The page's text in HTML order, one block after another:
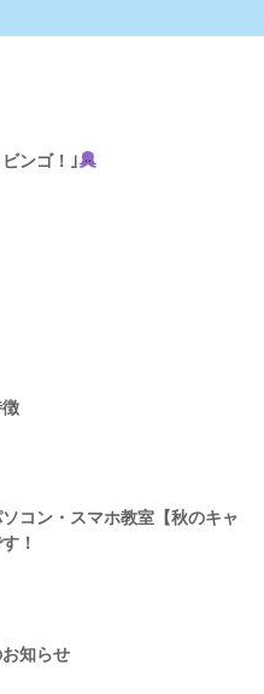
ンゴ！｣
ソコン・スマホ教室【秋のキャ
！
知らせ